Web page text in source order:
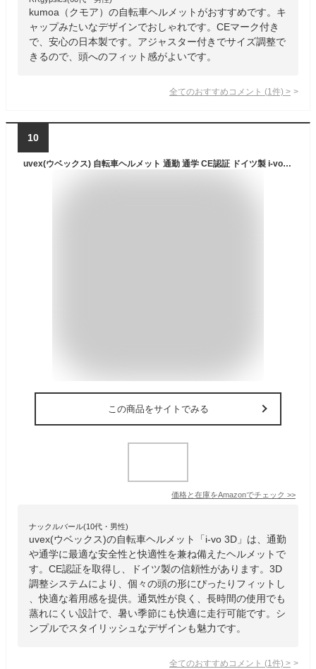
kumoa（クモア）の自転車ヘルメットがおすすめです。キ
ャップみたいなデザインでおしゃれです。CEマーク付き
で、安心の日本製です。アジャスター付きでサイズ調整で
きるので、頭へのフィット感がよいです。
全てのおすすめコメント (1 件) >
10
uvex(ウベックス) 自転車ヘルメット 通勤 通学 CE認証 ドイツ製 i-vo 3D / 56-60 cm
この商品をサイトでみる
価格と在庫をAmazonでチェック >>
ナックルバール(10代・男性)
uvex(ウベックス)の自転車ヘルメット「i-vo 3D」は、通勤
や通学に最適な安全性と快適性を兼ね備えたヘルメットで
す。CE認証を取得し、ドイツ製の信頼性があります。3D
調整システムにより、個々の頭の形にぴったりフィットし
、快適な着用感を提供。通気性が良く、長時間の使用でも
蒸れにくい設計で、暑い季節にも快適に走行可能です。シ
ンプルでスタイリッシュなデザインも魅力です。
全てのおすすめコメント (1 件) >